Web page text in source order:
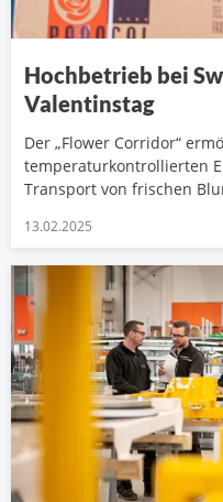
Hochbetrieb bei
Valentinstag
Der „Flower Corridor“
temperaturkontrollierten
Transport von frischen
13.02.2025